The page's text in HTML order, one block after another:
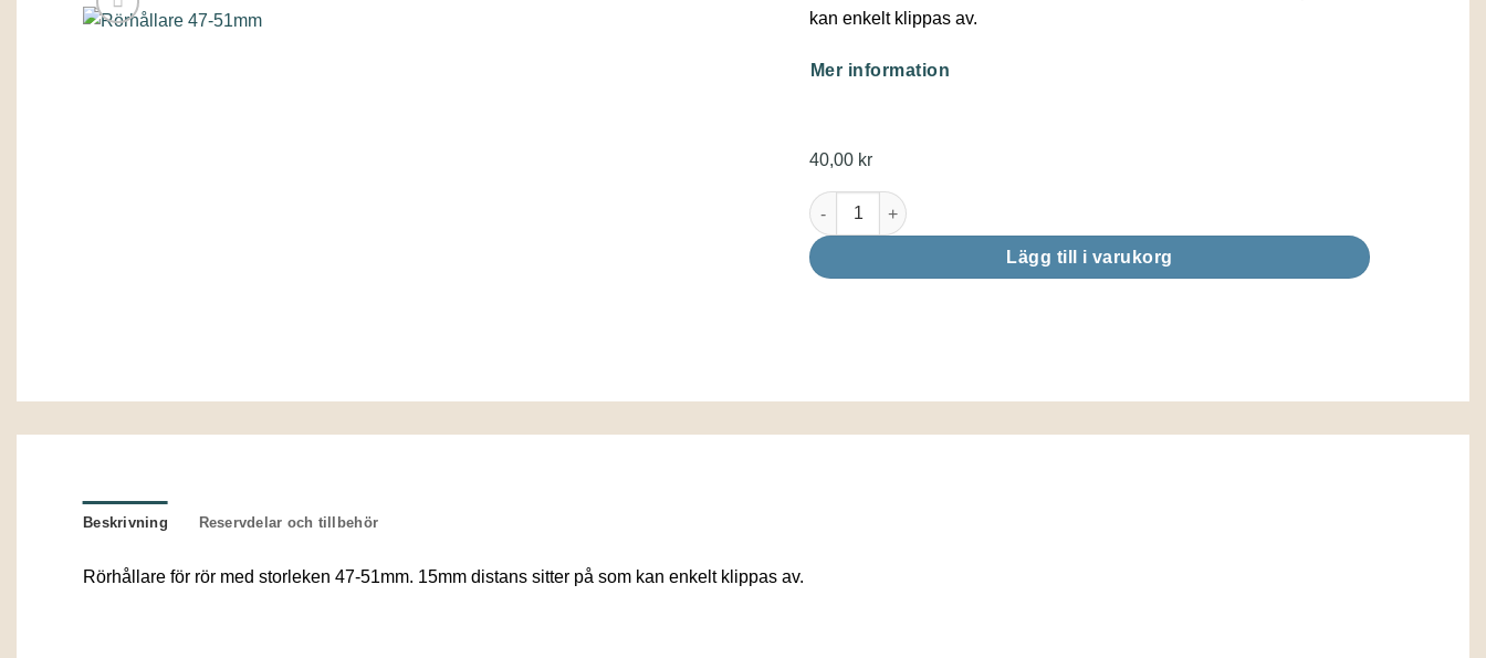
kan enkelt klippas av.
Mer information
40,00 kr
Rörhållare 47-51mm mängd
Lägg till i varukorg
Beskrivning Reservdelar och tillbehör
Rörhållare för rör med storleken 47-51mm. 15mm distans sitter på som kan enkelt klippas av.